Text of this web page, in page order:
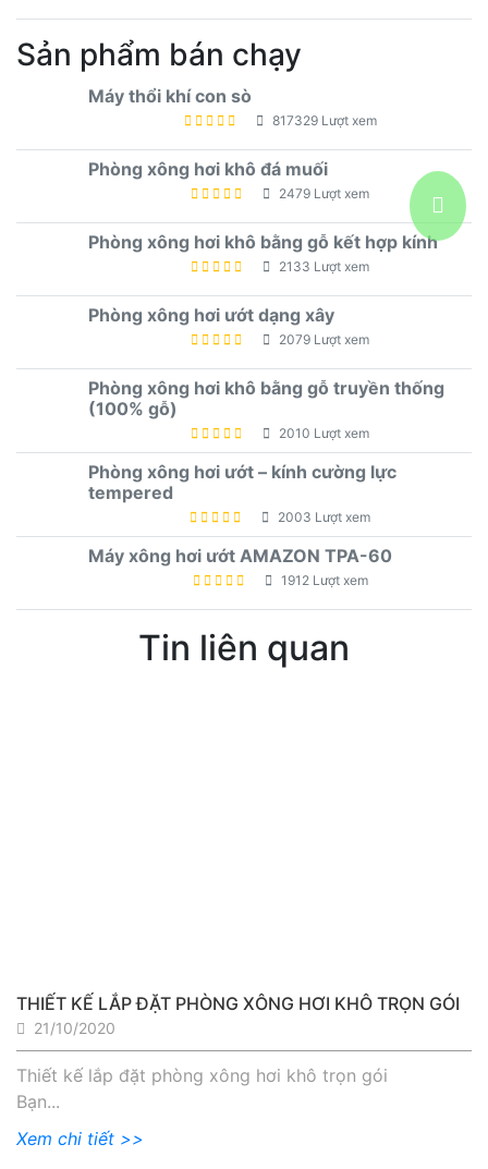
Sản phẩm bán chạy
Máy thổi khí con sò
817329 Lượt xem
Phòng xông hơi khô đá muối
2479 Lượt xem
Phòng xông hơi khô bằng gỗ kết hợp kính
2133 Lượt xem
Phòng xông hơi ướt dạng xây
2079 Lượt xem
Phòng xông hơi khô bằng gỗ truyền thống
(100% gỗ)
2010 Lượt xem
Phòng xông hơi ướt – kính cường lực
tempered
2003 Lượt xem
Máy xông hơi ướt AMAZON TPA-60
1912 Lượt xem
Tin liên quan
THIẾT KẾ LẮP ĐẶT PHÒNG XÔNG HƠI KHÔ TRỌN GÓI
21/10/2020
Thiết kế lắp đặt phòng xông hơi khô trọn gói
Bạn...
Xem chi tiết >>